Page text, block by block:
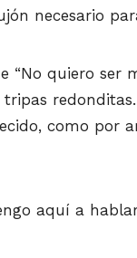
necesario
“No quiero ser
como por
aquí a